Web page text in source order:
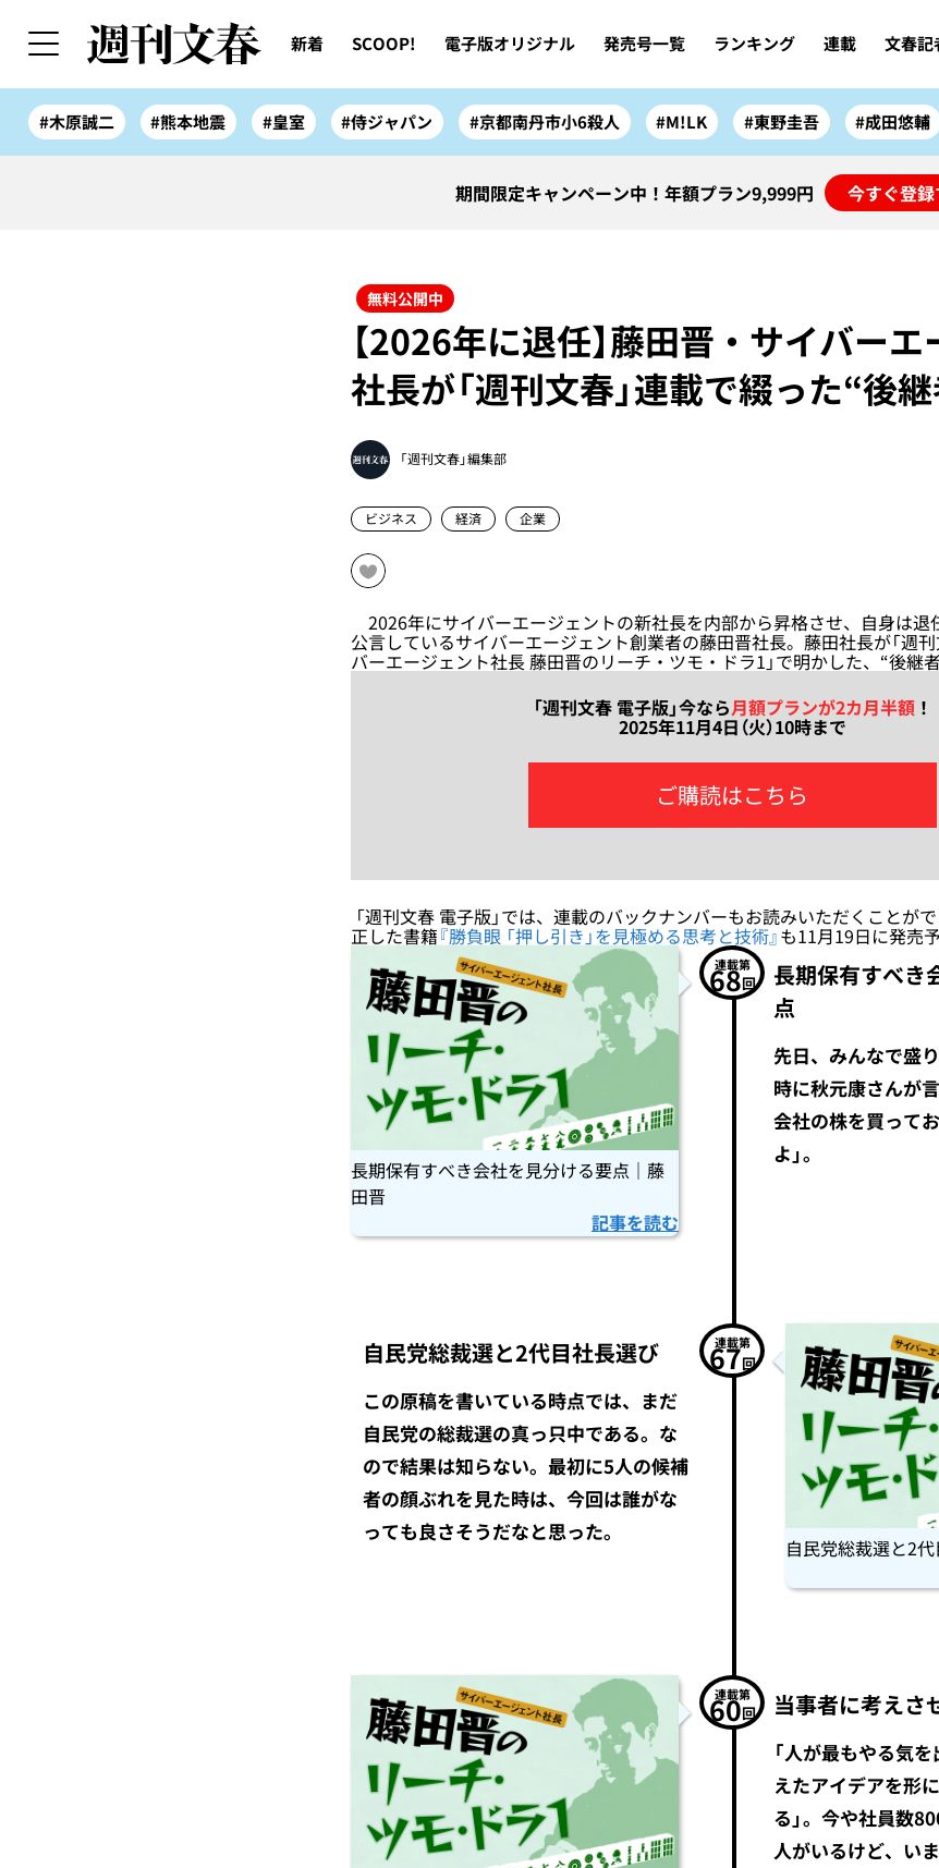
新着 SCOOP! 電子版オリジナル 発売号一覧 ランキング 連載 文春記
#木原誠二 #熊本地震 #皇室 #侍ジャパン #京都南丹市小6殺人 #M!LK #東野圭吾 #成田悠輔
期間限定キャンペーン中！年額プラン9,999円 今すぐ登
無料公開中
【2026年に退任】藤田晋・サイバー
社長が「週刊文春」連載で綴った“後
「週刊文春」編集部
ビジネス 経済 企業
2026年にサイバーエージェントの新社長を内部から昇格させ、自身は退
公言しているサイバーエージェント創業者の藤田晋社長。藤田社長が「週刊
バーエージェント社長 藤田晋のリーチ・ツモ・ドラ1」で明かした、“後継
「週刊文春 電子版」今なら月額プランが2カ月半額！
2025年11月4日（火）10時まで
ご購読はこちら
「週刊文春 電子版」では、連載のバックナンバーもお読みいただくことが
正した書籍『勝負眼 「押し引き」を見極める思考と技術』も11月19日に発売予
連載第
68回
長期保有すべき
点
先日、みんなで盛
時に秋元康さんが
会社の株を買って
よ」。
長期保有すべき会社を見分ける要点｜藤
田晋
記事を読む
連載第
67回
自民党総裁選と2代目社長選び
この原稿を書いている時点では、まだ
自民党の総裁選の真っ只中である。な
ので結果は知らない。最初に5人の候補
者の顔ぶれを見た時は、今回は誰がな
っても良さそうだなと思った。
自民党総裁選と2
連載第
60回 当事者に考えさ
「人が最もやる気
えたアイデアを形
る」。今や社員数
人がいるけど、い